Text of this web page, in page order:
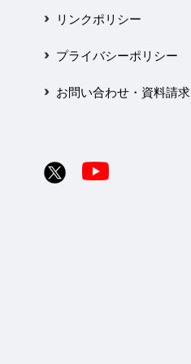
リンクポリシー
プライバシーポリシー
お問い合わせ・資料請求